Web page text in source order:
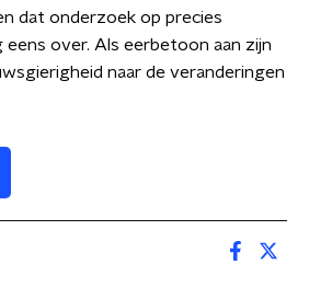
dat onderzoek op precies
over. Als eerbetoon aan zijn
naar de veranderingen